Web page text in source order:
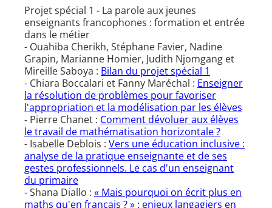
Projet spécial 1 - La parole aux jeunes
enseignants francophones : formation et entrée
dans le métier
- Ouahiba Cherikh, Stéphane Favier, Nadine
Grapin, Marianne Homier, Judith Njomgang et
Mireille Saboya : Bilan du projet spécial 1
- Chiara Boccalari et Fanny Maréchal : Enseigner
la résolution de problèmes pour favoriser
l'appropriation et la modélisation par les élèves
- Pierre Chanet : Comment dévoluer aux élèves
le travail de mathématisation horizontale ?
- Isabelle Deblois : Vers une éducation inclusive :
analyse de la pratique enseignante et de ses
gestes professionnels. Le cas d'un enseignant
du primaire
- Shana Diallo : « Mais pourquoi on écrit plus en
maths qu'en français ? » : enjeux langagiers en